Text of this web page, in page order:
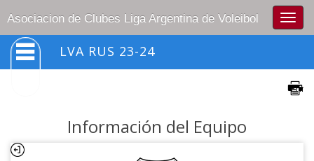
Asociacion de Clubes Liga Argentina de Voleibol
LVA RUS 23-24
Información del Equipo